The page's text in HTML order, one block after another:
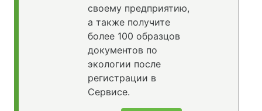
своему предприятию,
а также получите
более 100 образцов
документов по
экологии после
регистрации в
Сервисе.